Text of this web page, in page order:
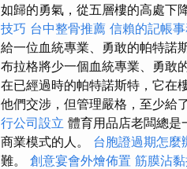
如歸的勇氣，從五層樓的高處下
技巧 台中整骨推薦 信賴的記帳
給一位血統專業、勇敢的帕特諾
布拉格將少一個血統專業、勇敢
在已經過時的帕特諾斯特，它在
他們交涉，但管理嚴格，至少給
行公司設立 體育用品店老闆總是
商業模式的人。 台胞證過期怎麼
難。 創意宴會外燴佈置 筋膜沾